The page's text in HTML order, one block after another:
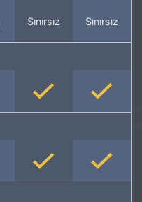
Sınırsız Sınırsız